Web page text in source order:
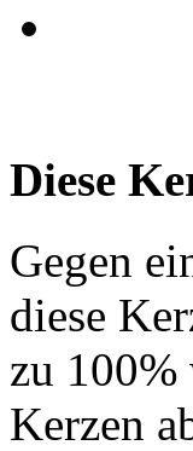
Diese
Gegen
diese
zu 100%
Kerzen